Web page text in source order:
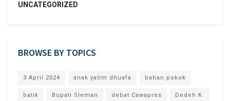
UNCATEGORIZED
BROWSE BY TOPICS
3 April 2024 anak yatim dhuafa bahan pokok
batik Bupati Sleman debat Cawapres Dedeh K.